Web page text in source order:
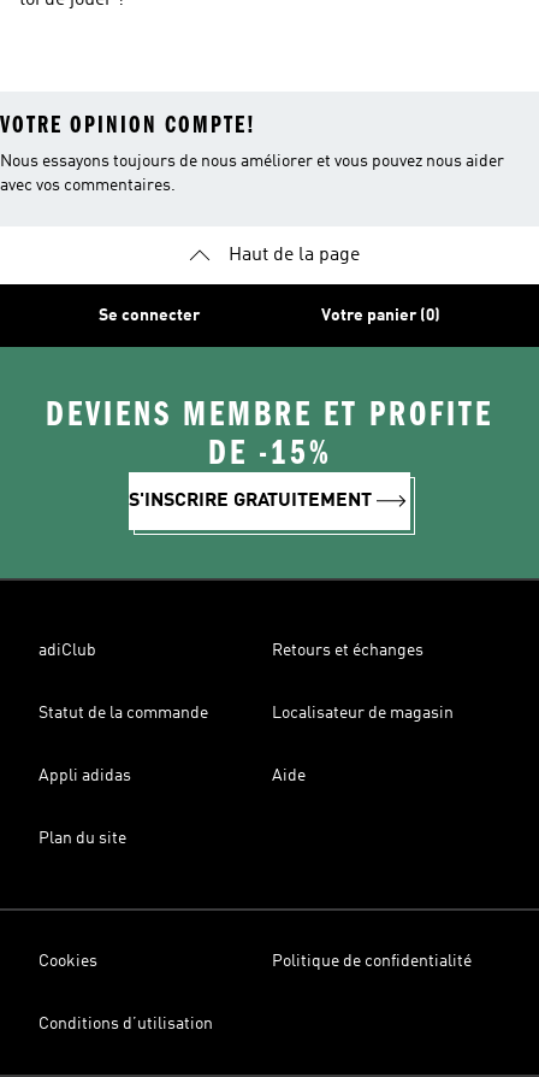
VOTRE OPINION COMPTE!
Nous essayons toujours de nous améliorer et vous pouvez nous aider
avec vos commentaires.
Haut de la page
Se connecter Votre panier (0)
DEVIENS MEMBRE ET PROFITE
DE -15%
S'INSCRIRE GRATUITEMENT
adiClub Retours et échanges
Statut de la commande Localisateur de magasin
Appli adidas Aide
Plan du site
Cookies Politique de confidentialité
Conditions d’utilisation